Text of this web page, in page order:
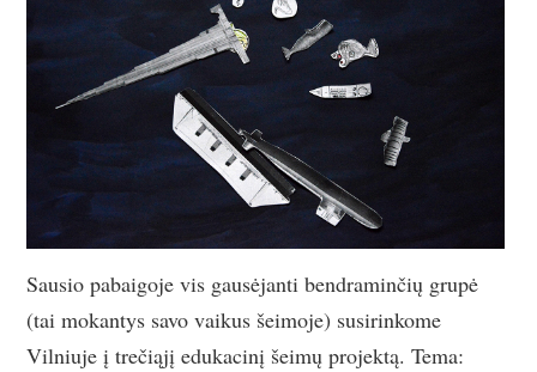
Sausio pabaigoje vis gausėjanti bendraminčių grupė
(tai mokantys savo vaikus šeimoje) susirinkome
Vilniuje į trečiąjį edukacinį šeimų projektą. Tema: